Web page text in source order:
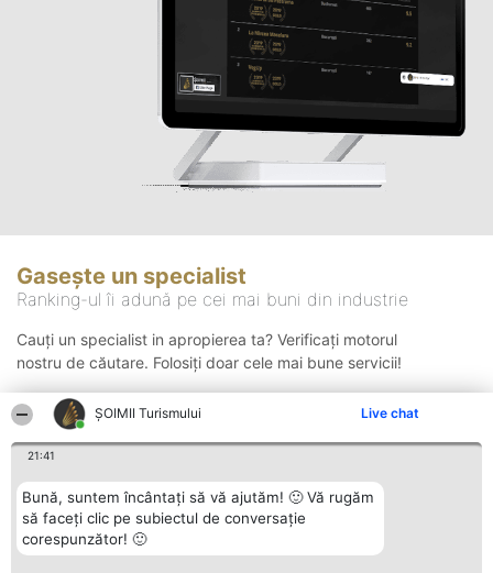
ȘOIMII Turismului Live chat
21:41
Bună, suntem încântați să vă ajutăm! 🙂 Vă rugăm
să faceți clic pe subiectul de conversație
corespunzător! 🙂
Gasește un specialist
Ranking-ul îi adună pe cei mai buni din industrie
Cauți un specialist in apropierea ta? Verificați motorul
nostru de căutare. Folosiți doar cele mai bune servicii!